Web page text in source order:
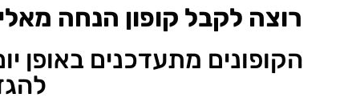
רוצה לקבל קופון הנחה
הקופונים מתעדכנים באופן